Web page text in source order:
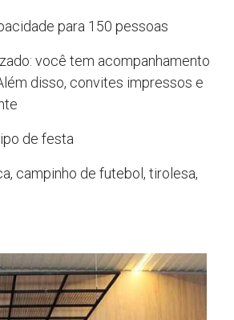
para 150 pessoas
você tem acompanhamento
disso, convites impressos e
de festa
campinho de futebol, tirolesa,